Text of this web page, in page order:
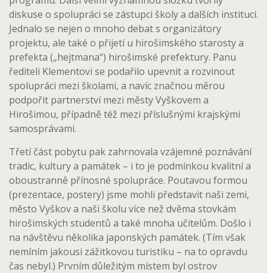
diskuse o spolupráci se zástupci školy a dalších institucí.
Jednalo se nejen o mnoho debat s organizátory
projektu, ale také o přijetí u hirošimského starosty a
prefekta („hejtmana“) hirošimské prefektury. Panu
řediteli Klementovi se podařilo upevnit a rozvinout
spolupráci mezi školami, a navíc značnou měrou
podpořit partnerství mezi městy Vyškovem a
Hirošimou, případně též mezi příslušnými krajskými
samosprávami.
Třetí část pobytu pak zahrnovala vzájemné poznávání
tradic, kultury a památek – i to je podmínkou kvalitní a
oboustranně přínosné spolupráce. Poutavou formou
(prezentace, postery) jsme mohli představit naši zemi,
město Vyškov a naši školu více než dvěma stovkám
hirošimských studentů a také mnoha učitelům. Došlo i
na návštěvu několika japonských památek. (Tím však
nemíním jakousi zážitkovou turistiku – na to opravdu
čas nebyl.) Prvním důležitým místem byl ostrov